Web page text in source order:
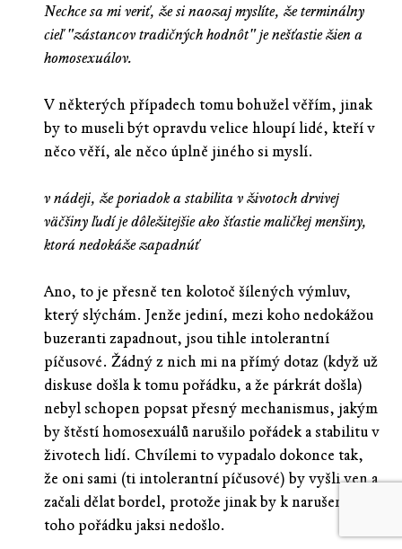
Nechce sa mi veriť, že si naozaj myslíte, že terminálny
cieľ "zástancov tradičných hodnôt" je nešťastie žien a
homosexuálov.
V některých případech tomu bohužel věřím, jinak
by to museli být opravdu velice hloupí lidé, kteří v
něco věří, ale něco úplně jiného si myslí.
v nádeji, že poriadok a stabilita v životoch drvivej
väčšiny ľudí je dôležitejšie ako šťastie maličkej menšiny,
ktorá nedokáže zapadnúť
Ano, to je přesně ten kolotoč šílených výmluv,
který slýchám. Jenže jediní, mezi koho nedokážou
buzeranti zapadnout, jsou tihle intolerantní
píčusové. Žádný z nich mi na přímý dotaz (když už
diskuse došla k tomu pořádku, a že párkrát došla)
nebyl schopen popsat přesný mechanismus, jakým
by štěstí homosexuálů narušilo pořádek a stabilitu v
životech lidí. Chvílemi to vypadalo dokonce tak,
že oni sami (ti intolerantní píčusové) by vyšli ven a
začali dělat bordel, protože jinak by k narušení
toho pořádku jaksi nedošlo.